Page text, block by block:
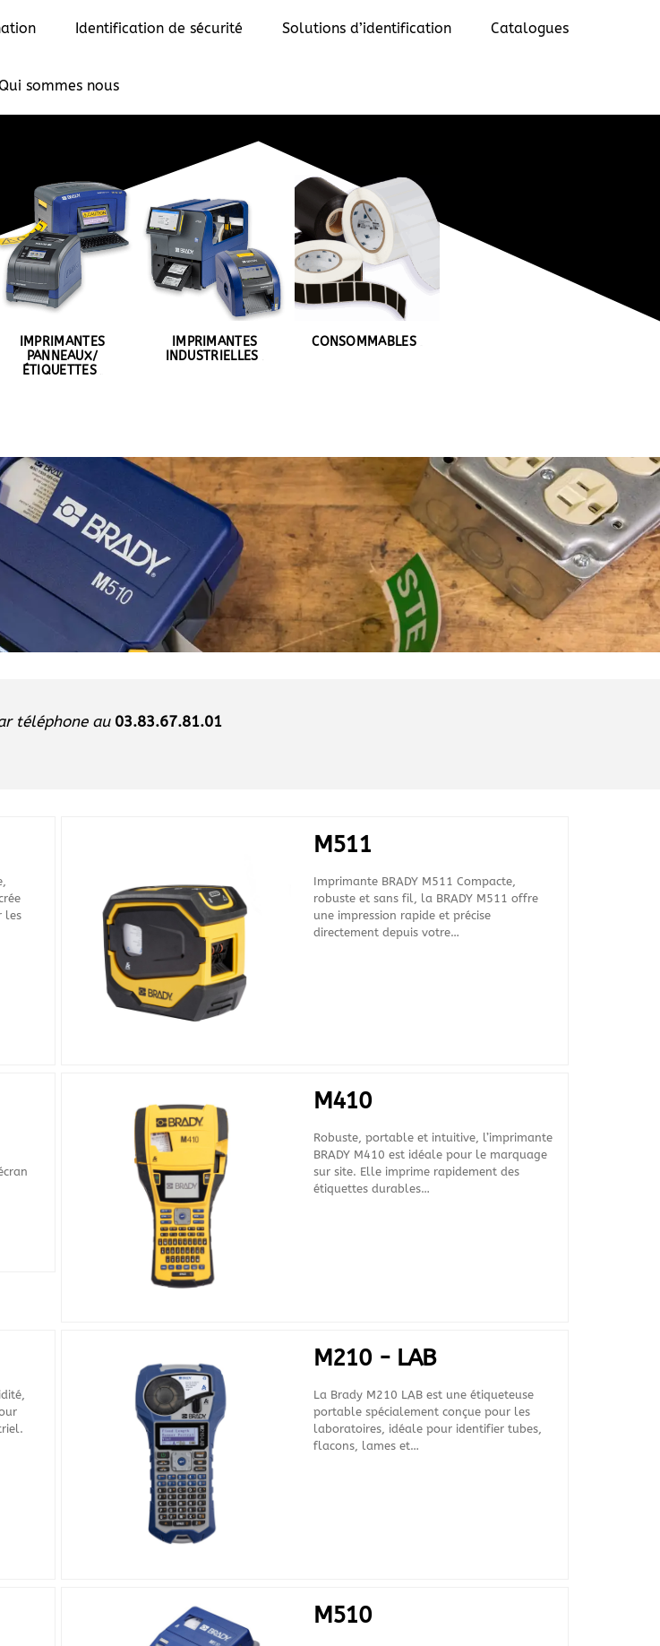
Identification de sécurité Solutions d’identification Catalogues
sommes nous& CONSOMMABLES
IMPRIMANTES
PANNEAUX/
ÉTIQUETTES
IMPRIMANTES
INDUSTRIELLES
CONSOMMABLES
téléphone au 03.83.67.81.01
les
M511
Imprimante BRADY M511 Compacte,
robuste et sans fil, la BRADY M511 offre
une impression rapide et précise
directement depuis votre…
M410
Robuste, portable et intuitive, l’imprimante
BRADY M410 est idéale pour le marquage
sur site. Elle imprime rapidement des
étiquettes durables…
M210 - LAB
La Brady M210 LAB est une étiqueteuse
portable spécialement conçue pour les
laboratoires, idéale pour identifier tubes,
flacons, lames et…
M510